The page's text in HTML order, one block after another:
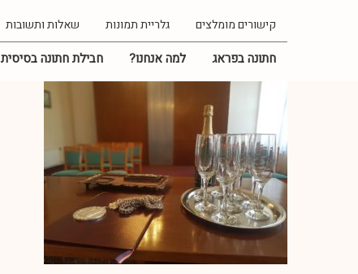
קישורים מומלצים גלריית תמונות שאלות ותשובות
חתונה בפראג למה אנחנו? חבילת חתונה בסיסית
חתונה בפראג
ספר אורחים
גלריית תמונות
חבילת חתונה בסיסית
חתונה משודרגת
בקשותינו מיכם